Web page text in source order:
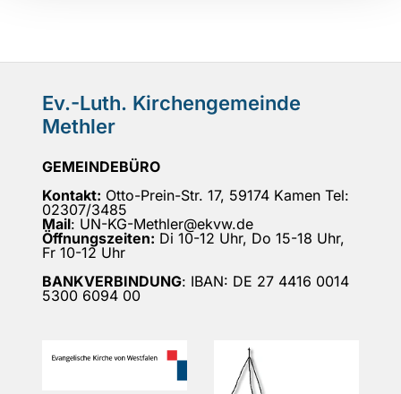
Ev.-Luth. Kirchengemeinde
Methler
GEMEINDEBÜRO
Kontakt: Otto-Prein-Str. 17, 59174 Kamen Tel:
02307/3485
Mail: UN-KG-Methler@ekvw.de
Öffnungszeiten: Di 10-12 Uhr, Do 15-18 Uhr,
Fr 10-12 Uhr
BANKVERBINDUNG: IBAN: DE 27 4416 0014
5300 6094 00